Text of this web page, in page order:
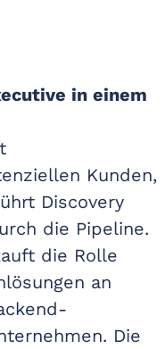
in einem
Kunden,
Discovery
die Pipeline.
die Rolle
an
Die